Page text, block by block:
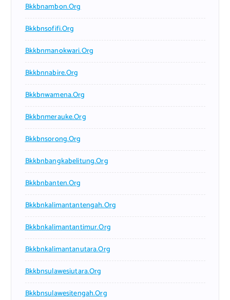
Bkkbnambon.org
Bkkbnsofifi.org
Bkkbnmanokwari.org
Bkkbnnabire.org
Bkkbnwamena.org
Bkkbnmerauke.org
Bkkbnsorong.org
Bkkbnbangkabelitung.org
Bkkbnbanten.org
Bkkbnkalimantantengah.org
Bkkbnkalimantantimur.org
Bkkbnkalimantanutara.org
Bkkbnsulawesiutara.org
Bkkbnsulawesitengah.org